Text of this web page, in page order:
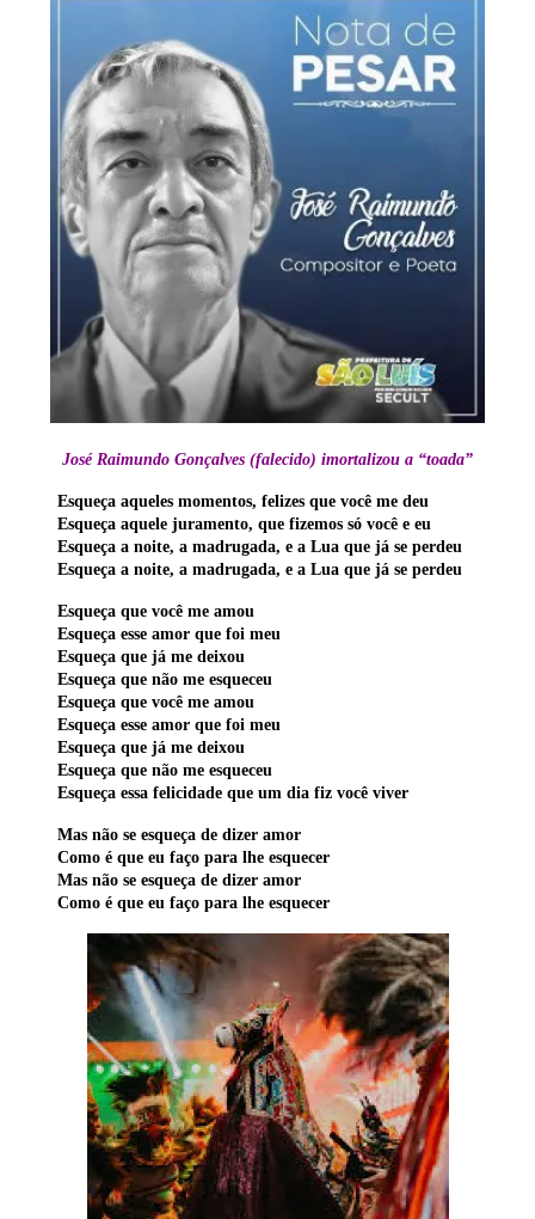
José Raimundo Gonçalves (falecido) imortalizou a “toada”
Esqueça aqueles momentos, felizes que você me deu
Esqueça aquele juramento, que fizemos só você e eu
Esqueça a noite, a madrugada, e a Lua que já se perdeu
Esqueça a noite, a madrugada, e a Lua que já se perdeu
Esqueça que você me amou
Esqueça esse amor que foi meu
Esqueça que já me deixou
Esqueça que não me esqueceu
Esqueça que você me amou
Esqueça esse amor que foi meu
Esqueça que já me deixou
Esqueça que não me esqueceu
Esqueça essa felicidade que um dia fiz você viver
Mas não se esqueça de dizer amor
Como é que eu faço para lhe esquecer
Mas não se esqueça de dizer amor
Como é que eu faço para lhe esquecer